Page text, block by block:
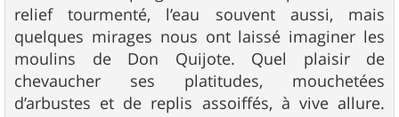
relief tourmenté, l’eau souvent aussi, mais
quelques mirages nous ont laissé imaginer les
moulins de Don Quijote. Quel plaisir de
chevaucher ses platitudes, mouchetées
d’arbustes et de replis assoiffés, à vive allure.